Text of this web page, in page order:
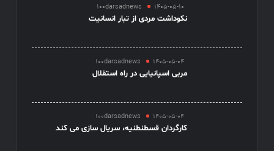
100darsadnews 1405-05-10
نکوداشت مردی از تبار انسانیت
100darsadnews 1405-05-04
مربی اسپانیایی در راه استقلال
100darsadnews 1405-05-04
کارگردان قسطنطنیه، سریال سازی می کند